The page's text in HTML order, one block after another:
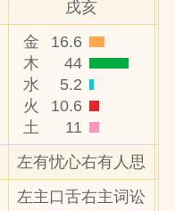
戌亥
金
16.6
木
44
水
5.2
火
10.6
土
11
左有忧心右有人思
左主口舌右主词讼